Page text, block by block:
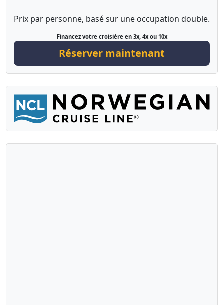
Prix par personne, basé sur une occupation double.
Financez votre croisière en 3x, 4x ou 10x
Réserver maintenant